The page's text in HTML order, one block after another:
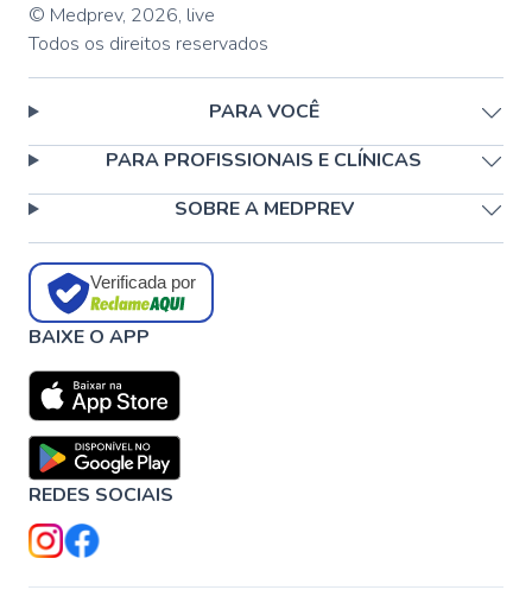
© Medprev, 2026, live
Todos os direitos reservados
PARA VOCÊ
PARA PROFISSIONAIS E CLÍNICAS
SOBRE A MEDPREV
Verificada por
BAIXE O APP
REDES SOCIAIS